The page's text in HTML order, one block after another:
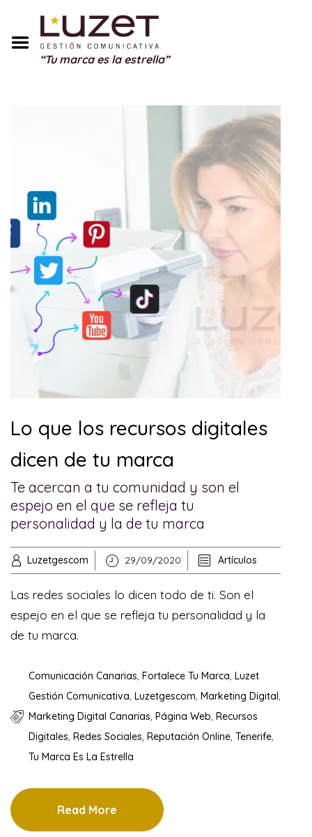
“Tu marca es la estrella”
Lo que los recursos digitales
dicen de tu marca
Te acercan a tu comunidad y son el
espejo en el que se refleja tu
personalidad y la de tu marca
Luzetgescom 29/09/2020 Artículos
Las redes sociales lo dicen todo de ti. Son el
espejo en el que se refleja tu personalidad y la
de tu marca.
Comunicación Canarias, Fortalece Tu Marca, Luzet
Gestión Comunicativa, Luzetgescom, Marketing Digital,
Marketing Digital Canarias, Página Web, Recursos
Digitales, Redes Sociales, Reputación Online, Tenerife,
Tu Marca Es La Estrella
Read More
Inicio
Sobre Mí
Regalos
Contacto